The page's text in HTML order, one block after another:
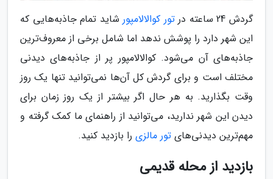
گردش 24 ساعته در تور کوالالامپورشاید تمام جاذبه‌هایی که
این شهر دارد را پوشش ندهد اما شامل برخی از معروف‌ترین
جاذبه‌های آن می‌شود. کوالالامپور پر از جاذبه‌های دیدنی
مختلف است و برای گردش کل آن‌ها نمی‌توانید تنها یک روز
وقت بگذارید. به هر حال اگر بیشتر از یک روز زمان برای
دیدن این شهر ندارید، می‌توانید از راهنمای ما کمک گرفته و
مهم‌ترین دیدنی‌های تور مالزی را بازدید کنید.
بازدید از محله قدیمی